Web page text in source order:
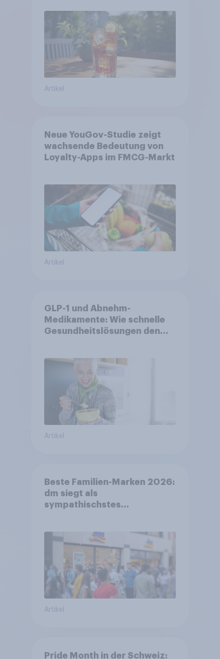
Artikel
Neue YouGov-Studie zeigt
wachsende Bedeutung von
Loyalty-Apps im FMCG-Markt
Artikel
GLP-1 und Abnehm-
Medikamente: Wie schnelle
Gesundheitslösungen den
Artikel
Beste Familien-Marken 2026:
dm siegt als
sympathischstes
Artikel
Pride Month in der Schweiz: